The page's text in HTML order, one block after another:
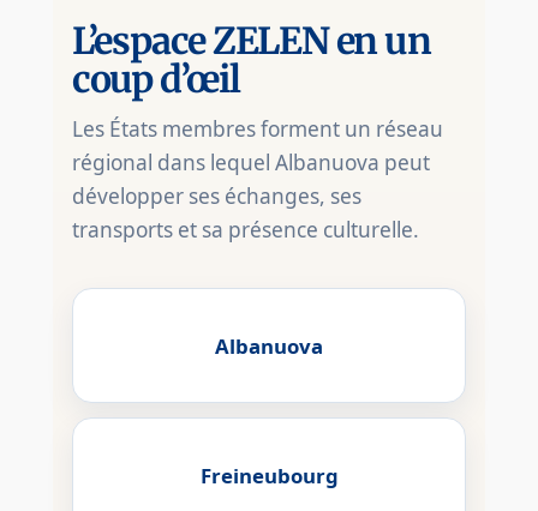
L’espace ZELEN en un
coup d’œil
Les États membres forment un réseau
régional dans lequel Albanuova peut
développer ses échanges, ses
transports et sa présence culturelle.
Albanuova
Freineubourg